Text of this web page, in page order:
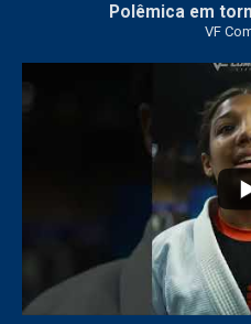
Polêmica em
VF